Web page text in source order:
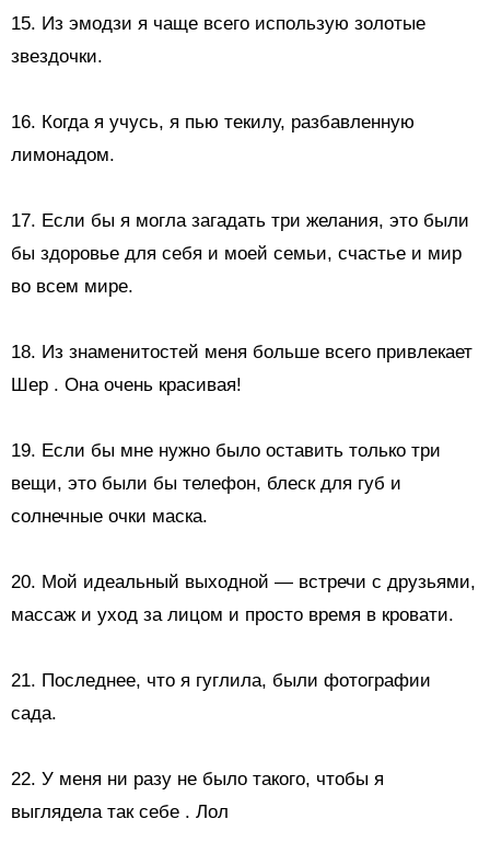
15. Из эмодзи я чаще всего использую золотые
звездочки.
16. Когда я учусь, я пью текилу, разбавленную
лимонадом.
17. Если бы я могла загадать три желания, это были
бы здоровье для себя и моей семьи, счастье и мир
во всем мире.
18. Из знаменитостей меня больше всего привлекает
Шер . Она очень красивая!
19. Если бы мне нужно было оставить только три
вещи, это были бы телефон, блеск для губ и
солнечные очки маска.
20. Мой идеальный выходной — встречи с друзьями,
массаж и уход за лицом и просто время в кровати.
21. Последнее, что я гуглила, были фотографии
сада.
22. У меня ни разу не было такого, чтобы я
выглядела так себе . Лол